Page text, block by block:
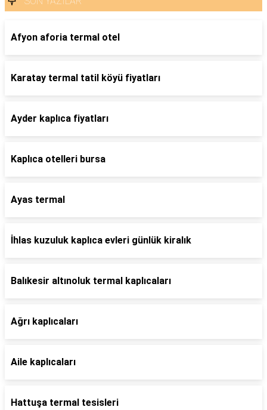
Afyon aforia termal otel
Karatay termal tatil köyü fiyatları
Ayder kaplıca fiyatları
Kaplıca otelleri bursa
Ayas termal
İhlas kuzuluk kaplıca evleri günlük kiralık
Balıkesir altınoluk termal kaplıcaları
Ağrı kaplıcaları
Aile kaplıcaları
Hattuşa termal tesisleri